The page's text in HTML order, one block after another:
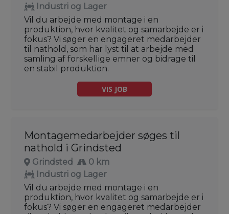
Industri og Lager
Vil du arbejde med montage i en
produktion, hvor kvalitet og samarbejde er i
fokus? Vi søger en engageret medarbejder
til nathold, som har lyst til at arbejde med
samling af forskellige emner og bidrage til
en stabil produktion.
VIS JOB
Montagemedarbejder søges til
nathold i Grindsted
Grindsted
0 km
Industri og Lager
Vil du arbejde med montage i en
produktion, hvor kvalitet og samarbejde er i
fokus? Vi søger en engageret medarbejder